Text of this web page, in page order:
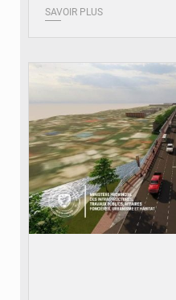
SAVOIR PLUS